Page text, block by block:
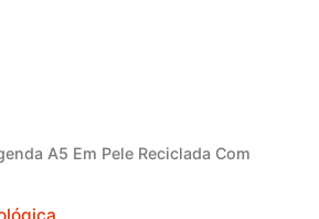
A5 Em Pele Reciclada Com